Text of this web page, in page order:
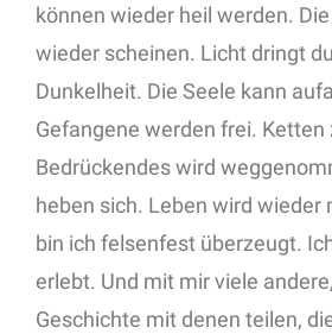
können wieder heil werden.
wieder scheinen. Licht dringt
Dunkelheit. Die Seele kann
Gefangene werden frei. Ketten
Bedrückendes wird
heben sich. Leben wird wieder
bin ich felsenfest überzeugt.
erlebt. Und mit mir viele
Geschichte mit denen teilen,